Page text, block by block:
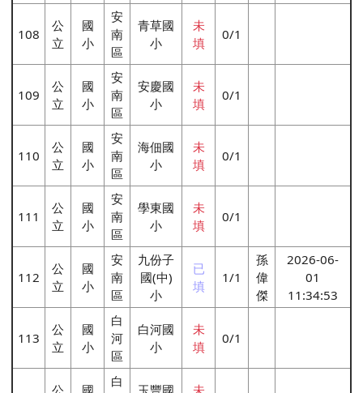
108
公
立
國
小
安
南
區
青草國
小
未
填
0/1
109
公
立
國
小
安
南
區
安慶國
小
未
填
0/1
110
公
立
國
小
安
南
區
海佃國
小
未
填
0/1
111
公
立
國
小
安
南
區
學東國
小
未
填
0/1
112
公
立
國
小
安
南
區
九份子
國(中)
小
已
填
1/1
孫
偉
傑
2026-06-
01
11:34:53
113
公
立
國
小
白
河
區
白河國
小
未
填
0/1
公
國
白
玉豐國
未